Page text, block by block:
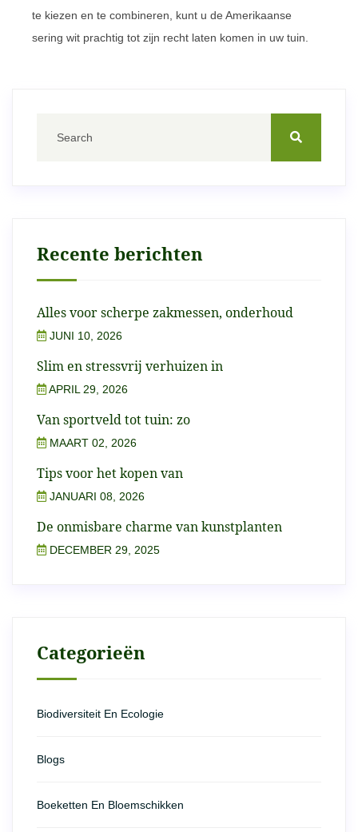
te kiezen en te combineren, kunt u de Amerikaanse
sering wit prachtig tot zijn recht laten komen in uw tuin.
Recente berichten
Alles voor scherpe zakmessen, onderhoud
JUNI 10, 2026
Slim en stressvrij verhuizen in
APRIL 29, 2026
Van sportveld tot tuin: zo
MAART 02, 2026
Tips voor het kopen van
JANUARI 08, 2026
De onmisbare charme van kunstplanten
DECEMBER 29, 2025
Categorieën
Biodiversiteit En Ecologie
Blogs
Boeketten En Bloemschikken